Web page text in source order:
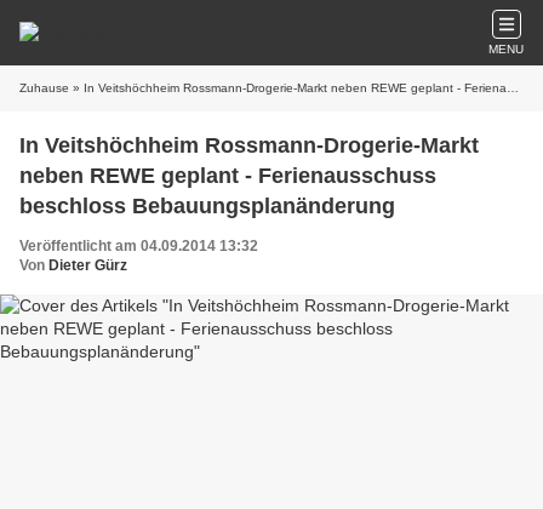
MENU
Zuhause » In Veitshöchheim Rossmann-Drogerie-Markt neben REWE geplant - Ferienausschuss beschloss Bebauungsplanänderung
In Veitshöchheim Rossmann-Drogerie-Markt
neben REWE geplant - Ferienausschuss
beschloss Bebauungsplanänderung
Veröffentlicht am 04.09.2014 13:32
Von Dieter Gürz